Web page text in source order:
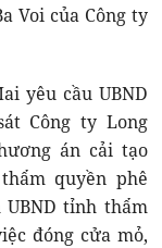
Voi của Công ty
yêu cầu UBND
Công ty Long
án cải tạo
quyền phê
tỉnh thẩm
đóng cửa mỏ,